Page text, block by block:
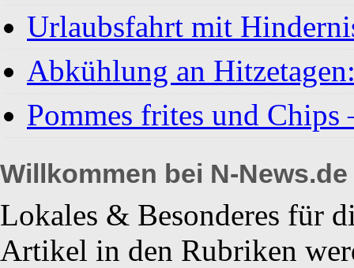
Urlaubsfahrt mit
Abkühlung an
Pommes frites und Chips
Willkommen bei N-News.de
Lokales & Besonderes für
Artikel in den Rubriken